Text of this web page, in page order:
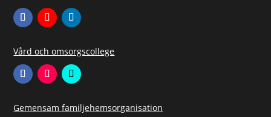
Vård och omsorgscollege
Gemensam familjehemsorganisation